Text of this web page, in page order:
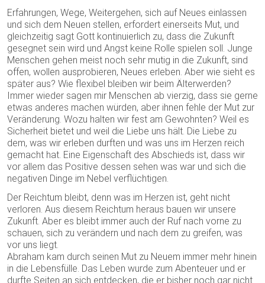
Erfahrungen, Wege, Weitergehen, sich auf Neues einlassen
und sich dem Neuen stellen, erfordert einerseits Mut, und
gleichzeitig sagt Gott kontinuierlich zu, dass die Zukunft
gesegnet sein wird und Angst keine Rolle spielen soll. Junge
Menschen gehen meist noch sehr mutig in die Zukunft, sind
offen, wollen ausprobieren, Neues erleben. Aber wie sieht es
später aus? Wie flexibel bleiben wir beim Älterwerden?
Immer wieder sagen mir Menschen ab vierzig, dass sie gerne
etwas anderes machen würden, aber ihnen fehle der Mut zur
Veränderung. Wozu halten wir fest am Gewohnten? Weil es
Sicherheit bietet und weil die Liebe uns hält. Die Liebe zu
dem, was wir erleben durften und was uns im Herzen reich
gemacht hat. Eine Eigenschaft des Abschieds ist, dass wir
vor allem das Positive dessen sehen was war und sich die
negativen Dinge im Nebel verflüchtigen.
Der Reichtum bleibt, denn was im Herzen ist, geht nicht
verloren. Aus diesem Reichtum heraus bauen wir unsere
Zukunft. Aber es bleibt immer auch der Ruf nach vorne zu
schauen, sich zu verändern und nach dem zu greifen, was
vor uns liegt.
Abraham kam durch seinen Mut zu Neuem immer mehr hinein
in die Lebensfülle. Das Leben wurde zum Abenteuer und er
durfte Seiten an sich entdecken, die er bisher noch gar nicht